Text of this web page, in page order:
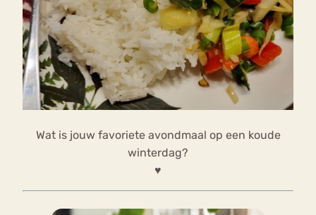
Wat is jouw favoriete avondmaal op een koude
winterdag?
♥